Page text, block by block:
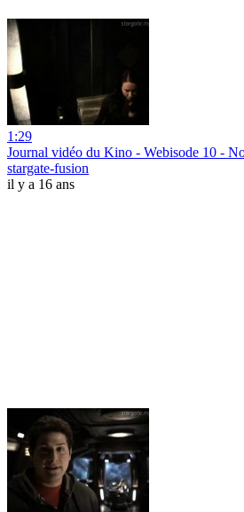
1:29
Journal vidéo du Kino - Webisode 10 -
stargate-fusion
il y a 16 ans